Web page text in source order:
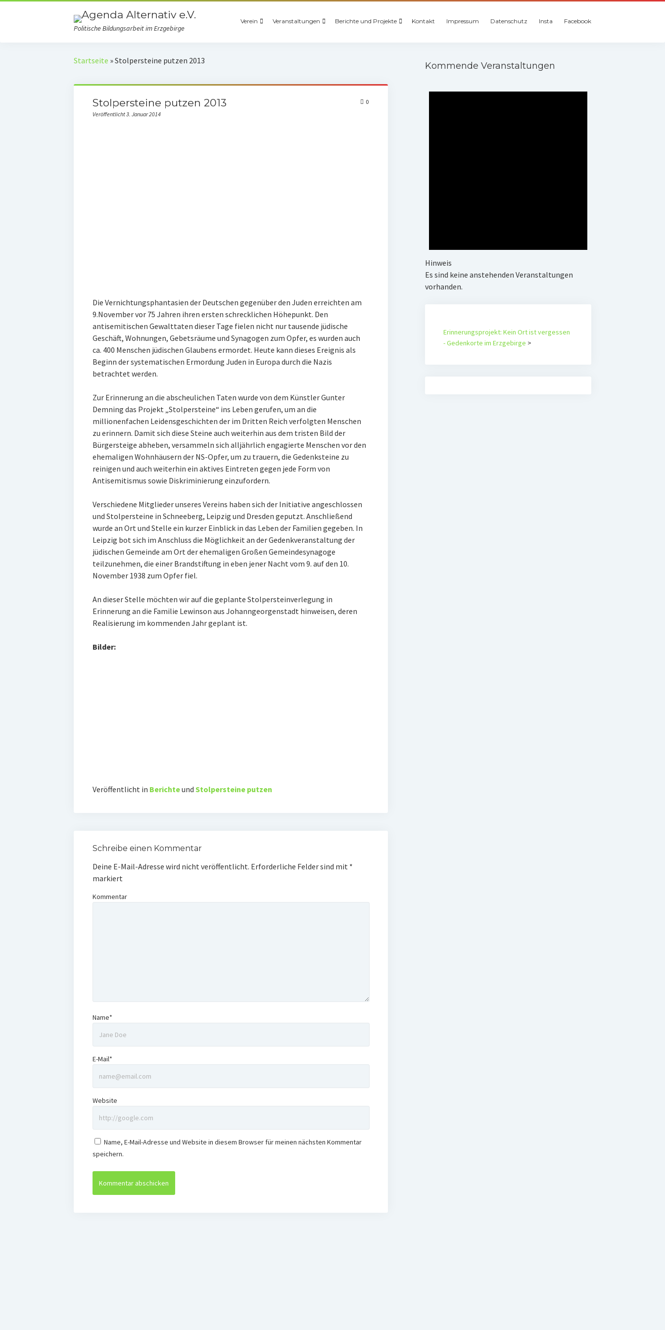
Politische Bildungsarbeit im Erzgebirge
Verein Veranstaltungen Berichte und Projekte Kontakt Impressum Datenschutz Insta Facebook
Startseite »Stolpersteine putzen 2013
Stolpersteine putzen 2013
Veröffentlicht 3. Januar 2014
0
Die Vernichtungsphantasien der Deutschen gegenüber den Juden erreichten am
9.November vor 75 Jahren ihren ersten schrecklichen Höhepunkt. Den
antisemitischen Gewalttaten dieser Tage fielen nicht nur tausende jüdische
Geschäft, Wohnungen, Gebetsräume und Synagogen zum Opfer, es wurden auch
ca. 400 Menschen jüdischen Glaubens ermordet. Heute kann dieses Ereignis als
Beginn der systematischen Ermordung Juden in Europa durch die Nazis
betrachtet werden.
Zur Erinnerung an die abscheulichen Taten wurde von dem Künstler Gunter
Demning das Projekt „Stolpersteine“ ins Leben gerufen, um an die
millionenfachen Leidensgeschichten der im Dritten Reich verfolgten Menschen
zu erinnern. Damit sich diese Steine auch weiterhin aus dem tristen Bild der
Bürgersteige abheben, versammeln sich alljährlich engagierte Menschen vor den
ehemaligen Wohnhäusern der NS-Opfer, um zu trauern, die Gedenksteine zu
reinigen und auch weiterhin ein aktives Eintreten gegen jede Form von
Antisemitismus sowie Diskriminierung einzufordern.
Verschiedene Mitglieder unseres Vereins haben sich der Initiative angeschlossen
und Stolpersteine in Schneeberg, Leipzig und Dresden geputzt. Anschließend
wurde an Ort und Stelle ein kurzer Einblick in das Leben der Familien gegeben. In
Leipzig bot sich im Anschluss die Möglichkeit an der Gedenkveranstaltung der
jüdischen Gemeinde am Ort der ehemaligen Großen Gemeindesynagoge
teilzunehmen, die einer Brandstiftung in eben jener Nacht vom 9. auf den 10.
November 1938 zum Opfer fiel.
An dieser Stelle möchten wir auf die geplante Stolpersteinverlegung in
Erinnerung an die Familie Lewinson aus Johanngeorgenstadt hinweisen, deren
Realisierung im kommenden Jahr geplant ist.
Bilder:
Veröffentlicht in Berichteund Stolpersteine putzen
Schreibe einen Kommentar
Deine E-Mail-Adresse wird nicht veröffentlicht. Erforderliche Felder sind mit *
markiert
Kommentar
Name*
E-Mail*
Website
Name, E-Mail-Adresse und Website in diesem Browser für meinen nächsten Kommentar
speichern.
Kommende Veranstaltungen
Hinweis
Es sind keine anstehenden Veranstaltungen
vorhanden.
Erinnerungsprojekt: Kein Ort ist vergessen
- Gedenkorte im Erzgebirge >